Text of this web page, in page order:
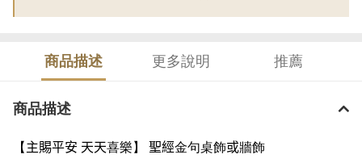
商品描述 更多說明 推薦
商品描述
【 主賜平安 天天喜樂】 聖經金句桌飾或牆飾